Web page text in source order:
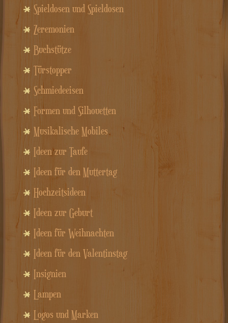
Spieldosen und Spieldosen
Zeremonien
Buchstütze
Türstopper
Schmiedeeisen
Formen und Silhouetten
Musikalische Mobiles
Ideen zur Taufe
Ideen für den Muttertag
Hochzeitsideen
Ideen zur Geburt
Ideen für Weihnachten
Ideen für den Valentinstag
Insignien
Lampen
Logos und Marken